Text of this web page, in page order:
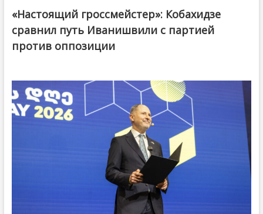
@ქართული ოცნება / Georgian Dream
«Настоящий гроссмейстер»: Кобахидзе
сравнил путь Иванишвили с партией
против оппозиции